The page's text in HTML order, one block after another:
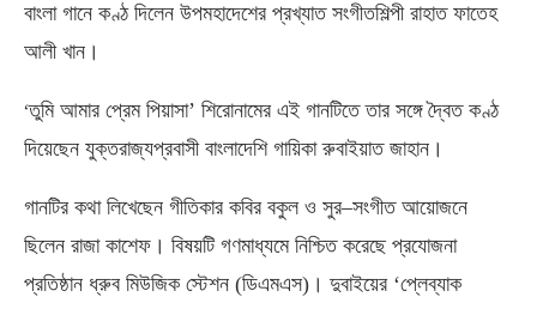
বাংলা গানে কণ্ঠ দিলেন উপমহাদেশের প্রখ্যাত সংগীতশিল্পী রাহাত ফাতেহ
আলী খান।
‘তুমি আমার প্রেম পিয়াসা’ শিরোনামের এই গানটিতে তার সঙ্গে দ্বৈত কণ্ঠ
দিয়েছেন যুক্তরাজ্যপ্রবাসী বাংলাদেশি গায়িকা রুবাইয়াত জাহান।
গানটির কথা লিখেছেন গীতিকার কবির বকুল ও সুর–সংগীত আয়োজনে
ছিলেন রাজা কাশেফ। বিষয়টি গণমাধ্যমে নিশ্চিত করেছে প্রযোজনা
প্রতিষ্ঠান ধ্রুব মিউজিক স্টেশন (ডিএমএস) । দুবাইয়ের ‘প্লেব্যাক